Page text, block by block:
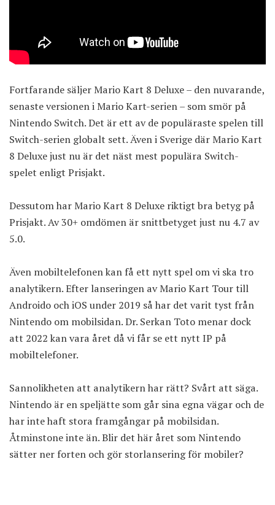
Fortfarande säljer Mario Kart 8 Deluxe – den nuvarande,
senaste versionen i Mario Kart-serien – som smör på
Nintendo Switch. Det är ett av de populäraste spelen till
Switch-serien globalt sett. Även i Sverige där Mario Kart
8 Deluxe just nu är det näst mest populära Switch-
spelet enligt Prisjakt.
Dessutom har Mario Kart 8 Deluxe riktigt bra betyg på
Prisjakt. Av 30+ omdömen är snittbetyget just nu 4.7 av
5.0.
Även mobiltelefonen kan få ett nytt spel om vi ska tro
analytikern. Efter lanseringen av Mario Kart Tour till
Androido och iOS under 2019 så har det varit tyst från
Nintendo om mobilsidan. Dr. Serkan Toto menar dock
att 2022 kan vara året då vi får se ett nytt IP på
mobiltelefoner.
Sannolikheten att analytikern har rätt? Svårt att säga.
Nintendo är en speljätte som går sina egna vägar och de
har inte haft stora framgångar på mobilsidan.
Åtminstone inte än. Blir det här året som Nintendo
sätter ner forten och gör storlansering för mobiler?